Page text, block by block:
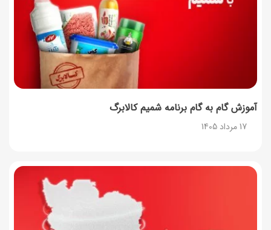
آموزش گام به گام برنامه شمیم کالابرگ
17 مرداد 1405